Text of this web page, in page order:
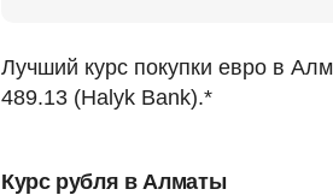
Лучший курс покупки евро в
489.13 (Halyk Bank).*
Курс рубля в Алматы